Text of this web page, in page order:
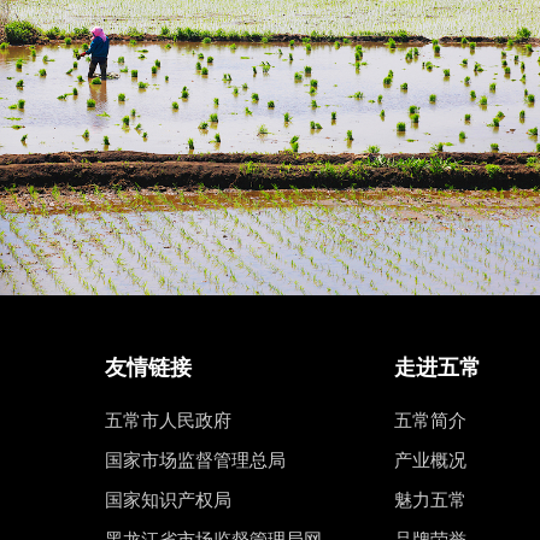
友情链接
五常市人民政府
国家市场监督管理总局
国家知识产权局
走进五常
五常简介
产业概况
魅力五常